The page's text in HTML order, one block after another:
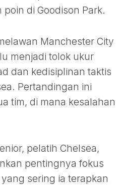
di Goodison Park.
Manchester City
menjadi tolok ukur
dan kedisiplinan taktis
Pertandingan ini
tim, di mana kesalahan
pelatih Chelsea,
pentingnya fokus
sering ia terapkan